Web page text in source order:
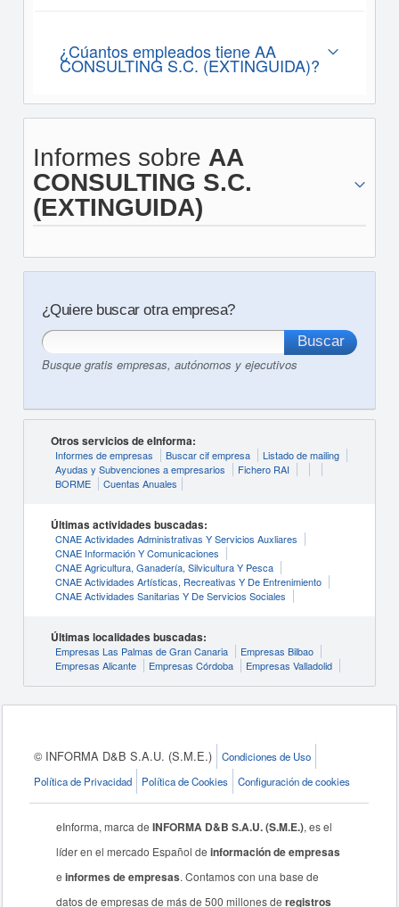
¿Cúantos empleados tiene AA
CONSULTING S.C. (EXTINGUIDA)?
Informes sobre AA
CONSULTING S.C.
(EXTINGUIDA)
¿Quiere buscar otra empresa?
Busque gratis empresas, autónomos y ejecutivos
Otros servicios de eInforma:
Informes de empresas Buscar cif empresa
Listado de mailing
Ayudas y Subvenciones a empresarios
Fichero RAI
BORME
Cuentas Anuales
Últimas actividades buscadas:
CNAE Actividades Administrativas Y Servicios Auxliares
CNAE Información Y Comunicaciones
CNAE Agricultura, Ganadería, Silvicultura Y Pesca
CNAE Actividades Artísticas, Recreativas Y De Entrenimiento
CNAE Actividades Sanitarias Y De Servicios Sociales
Últimas localidades buscadas:
Empresas Las Palmas de Gran Canaria
Empresas Bilbao
Empresas Alicante
Empresas Córdoba Empresas Valladolid
© INFORMA D&B S.A.U. (S.M.E.)
Condiciones de Uso
Política de Privacidad
Política de Cookies Configuración de cookies
eInforma, marca deINFORMA D&B S.A.U. (S.M.E.), es el
líder en el mercado Español deinformación de empresas
einformes de empresas. Contamos con una base de
datos de empresas de más de 500 millones deregistros